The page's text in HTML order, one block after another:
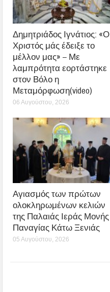
Δημητριάδος Ιγνάτιος: «Ο
Χριστός μάς έδειξε το
μέλλον μας» – Με
λαμπρότητα εορτάστηκε
στον Βόλο η
Μεταμόρφωση(video)
06 Αυγούστου, 2026
Αγιασμός των πρώτων
ολοκληρωμένων κελιών
της Παλαιάς Ιεράς Μονής
Παναγίας Κάτω Ξενιάς
05 Αυγούστου, 2026